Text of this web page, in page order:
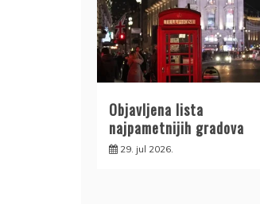
Objavljena lista
najpametnijih gradova
29. jul 2026.